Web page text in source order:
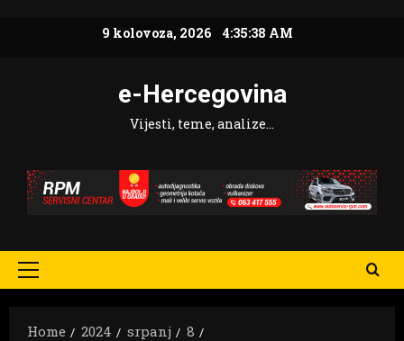
9 kolovoza, 2026 4:35:39 AM
e-Hercegovina
Vijesti, teme, analize…
Primary
Home
2024 srpanj
8